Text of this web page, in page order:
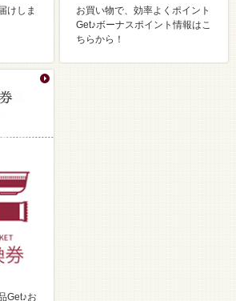
けしま
お買い物で、効率よくポイント
Get♪ボーナスポイント情報はこ
ちらから！
Get♪お